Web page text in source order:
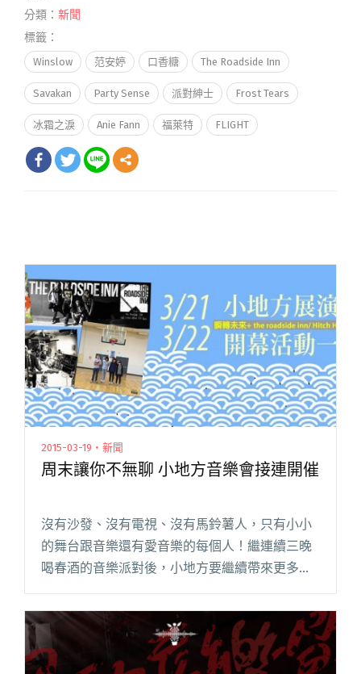
分類： 新聞
標籤：
Winslow 范安婷 口香糖 The Roadside Inn
Savakan Party Sense 派對紳士 Frost Tears
冰霜之淚 Anie Fann 福萊特 FLIGHT
2015-03-19・新聞
周末讓你不無聊 小地方音樂會接連開催
沒有沙發、沒有電視、沒有馬鈴薯人，只有小小
的舞台跟音樂還有愛音樂的每個人！繼連續三晚
喝春酒的音樂派對後，小地方要繼續帶來更多能
來、 the roadside inn 和午夜乒乓、 Hitch Hik閱
讀全文 "周末讓你不無聊 小地方音樂會接連開催"